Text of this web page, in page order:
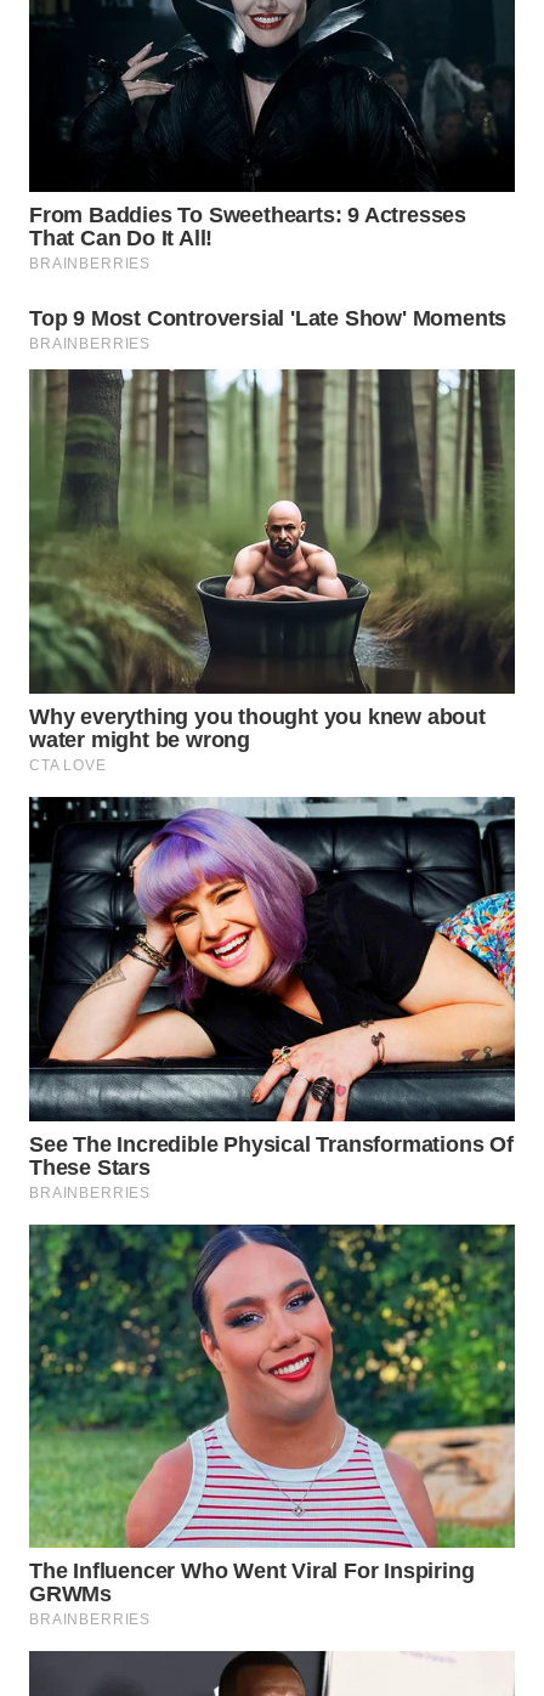
WN
WN
INDRAMAYU
WN
KUNINGAN
MAJALENGKA
WN
SUBANG
WN
SUKABUMI
PURWAKARTA
WN
PRIANGAN
TIMUR
WN
WN
SOLO
WN
BOROBUDUR
MADURA
WN
SURABAYA
NATUNA
WN
BINTAN
WN
MANDALIKA
WN
LIKUPANG
WN
LABUANBAJO